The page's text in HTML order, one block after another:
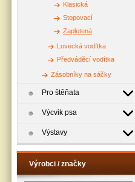
Klasická
Stopovací
Zapletená
Lovecká vodítka
Předváděcí vodítka
Zásobníky na sáčky
Pro štěňata
Výcvik psa
Výstavy
Výrobci / značky